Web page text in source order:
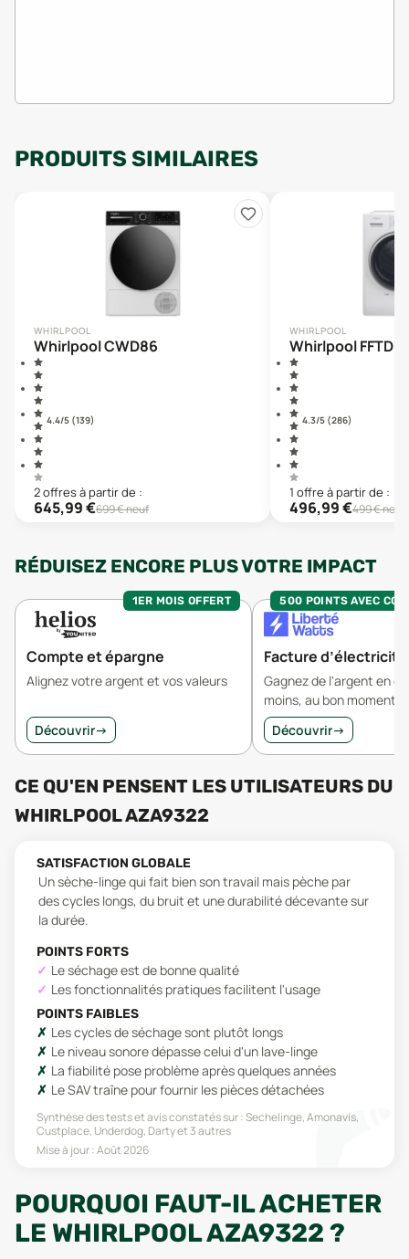
PRODUITS SIMILAIRES
WHIRLPOOL
Whirlpool CWD86
4.4/5 (139)
2offresà partir de :
645,99€699€ neuf
WHIRLPOOL
Whirlpool
4.3/5 (286)
1 offre à partir de :
496,99€499€ neuf
RÉDUISEZ ENCORE PLUS VOTRE IMPACT
1ER MOIS OFFERT
Compte et épargne
Alignez votre argent et vos valeurs
Découvrir→
500 POINTS AVEC
Facture d’électricité
Gagnez de l'argent en
moins, au bon moment.
Découvrir→
CE QU'EN PENSENT LES UTILISATEURS DU
WHIRLPOOL AZA9322
SATISFACTION GLOBALE
Un sèche-linge qui fait bien son travail mais pèche par
des cycles longs, du bruit et une durabilité décevante sur
la durée.
POINTS FORTS
Le séchage est de bonne qualité
Les fonctionnalités pratiques facilitent l'usage
POINTS FAIBLES
Les cycles de séchage sont plutôt longs
Le niveau sonore dépasse celui d'un lave-linge
La fiabilité pose problème après quelques années
Le SAV traîne pour fournir les pièces détachées
Synthèse des tests et avis constatés sur :Sechelinge, Amonavis,
Custplace, Underdog, Dartyet 3 autres
Mise à jour :Août 2026
POURQUOI FAUT-IL ACHETER
LE WHIRLPOOL AZA9322 ?